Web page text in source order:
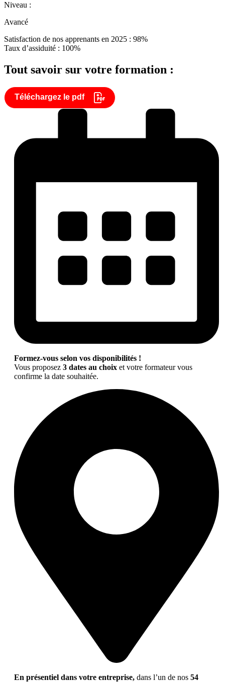
Niveau :
Avancé
Satisfaction de nos apprenants en 2025 : 98%
Taux d’assiduité : 100%
Tout savoir sur votre formation :
Téléchargez le pdf
Formez-vous selon vos disponibilités !
Vous proposez 3 dates au choix et votre formateur vous
confirme la date souhaitée.
En présentiel dans votre entreprise, dans l’un de nos 54